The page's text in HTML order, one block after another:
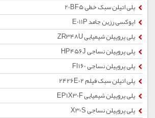
پلی اتیلن سبک خطی 20BF5
اپوکسی رزین جامد E011P
پلی پروپیلن شیمیایی ZR348U
پلی پروپیلن نساجی HP456J
پلی پروپیلن نساجی FI160
پلی اتیلن سبک فیلم 2426E02
پلی پروپیلن شیمیایی EP1X30F
پلی پروپیلن نساجی X30S